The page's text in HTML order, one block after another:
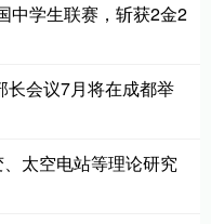
中学生联赛，斩获2金2
长会议7月将在成都举
太空电站等理论研究